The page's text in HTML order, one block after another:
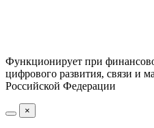
Функционирует при
цифрового развития, связи и
Российской Федерации
×